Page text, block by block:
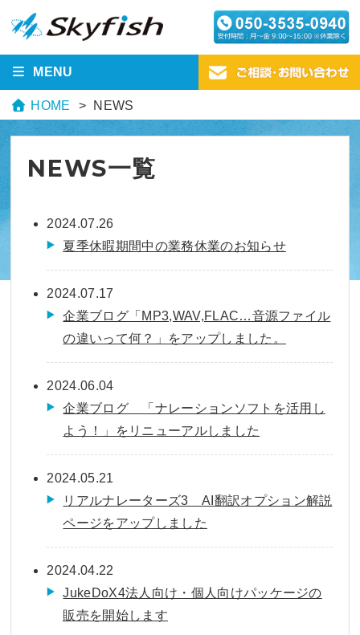
MENU
HOME NEWS
NEWS一覧
2024.07.26
夏季休暇期間中の業務休業のお知らせ
2024.07.17
企業ブログ「MP3,WAV,FLAC…音源ファイル
の違いって何？」をアップしました。
2024.06.04
企業ブログ 「ナレーションソフトを活用し
よう！」をリニューアルしました
2024.05.21
リアルナレーターズ3 AI翻訳オプション解説
ページをアップしました
2024.04.22
JukeDoX4法人向け・個人向けパッケージの
販売を開始します